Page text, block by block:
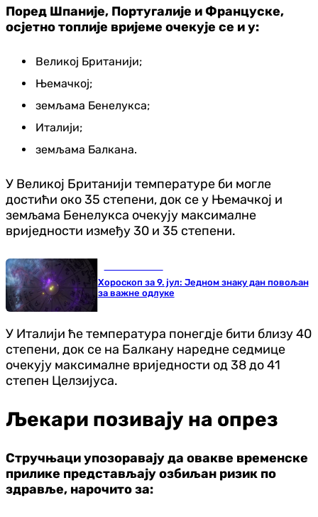
Поред Шпаније, Португалије и Француске,
осјетно топлије вријеме очекује се и у:
Великој Британији;
Њемачкој;
земљама Бенелукса;
Италији;
земљама Балкана.
У Великој Британији температуре би могле
достићи око 35 степени, док се у Њемачкој и
земљама Бенелукса очекују максималне
вриједности између 30 и 35 степени.
Хороскоп за 9. јул: Једном знаку дан повољан
за важне одлуке
У Италији ће температура понегдје бити близу 40
степени, док се на Балкану наредне седмице
очекују максималне вриједности од 38 до 41
степен Целзијуса.
Љекари позивају на опрез
Стручњаци упозоравају да овакве временске
прилике представљају озбиљан ризик по
здравље, нарочито за: